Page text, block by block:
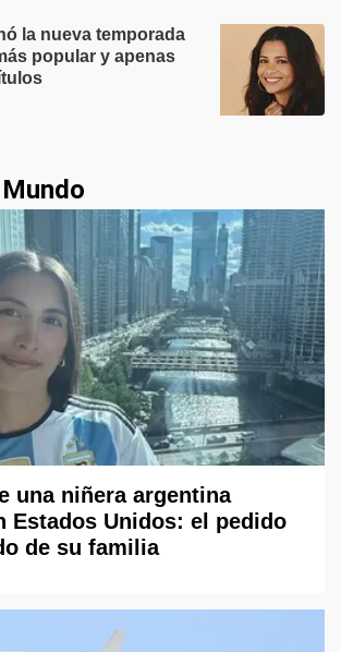
la nueva temporada
popular y apenas
una niñera argentina
Estados Unidos: el pedido
de su familia